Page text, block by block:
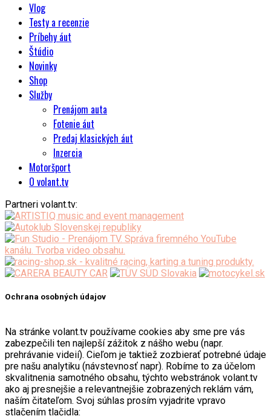
Vlog
Testy a recenzie
Príbehy áut
Štúdio
Novinky
Shop
Služby
Prenájom auta
Fotenie áut
Predaj klasických áut
Inzercia
Motoršport
O volant.tv
Partneri volant.tv:
Ochrana osobných údajov
Na stránke volant.tv používame cookies aby sme pre vás
zabezpečili ten najlepší zážitok z nášho webu (napr.
prehrávanie videií). Cieľom je taktiež zozbierať potrebné údaje
pre našu analytiku (návstevnosť napr). Robíme to za účelom
skvalitnenia samotného obsahu, týchto webstránok volant.tv
ako aj presnejšie a relevantnejšie zobrazených reklám vám,
naším čitateľom. Svoj súhlas prosím vyjadrite vpravo
stlačením tlačidla: